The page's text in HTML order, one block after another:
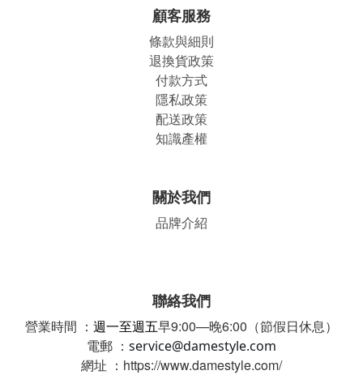
顧客服務
條款與細則
退換貨政策
付款方式
隱私政策
配送政策
知識產權
關於我們
品牌介紹
聯絡我們
營業時間 ： 週一至週五早9:00—晚6:00（節假日休息）
電郵 ： service@damestyle.com
網址 ：https://www.damestyle.com/